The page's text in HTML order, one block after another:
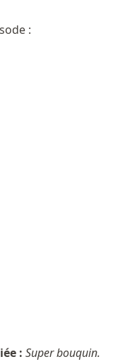
:
: Super bouquin.